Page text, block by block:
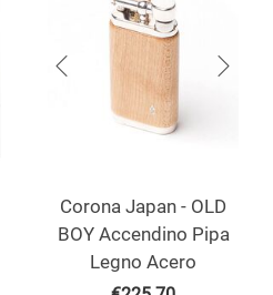
Corona Japan - OLD
BOY Accendino Pipa
Legno Acero